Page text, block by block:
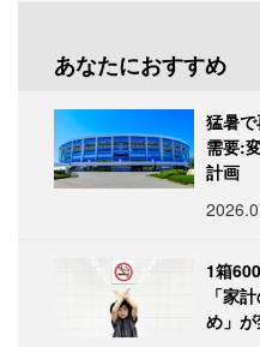
あなたにおすすめ
猛暑で
需要:
計画
1箱
「家
め」